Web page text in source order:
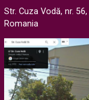
Str. Cuza Vodă, nr.
Romania